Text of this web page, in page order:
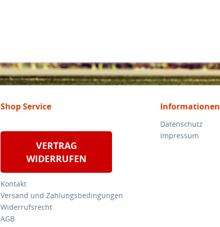
Shop Service
VERTRAG
WIDERRUFEN
Kontakt
Versand und Zahlungsbedingungen
Widerrufsrecht
AGB
Informationen
Datenschutz
Impressum